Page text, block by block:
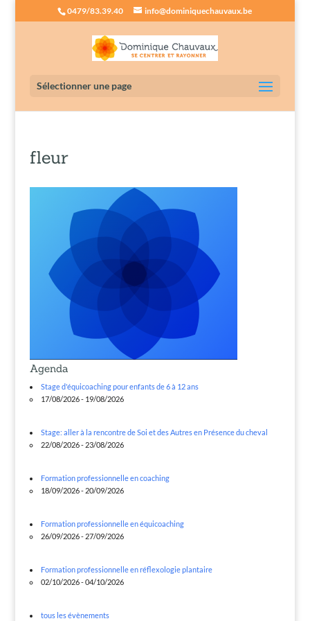
0479/83.39.40 info@dominiquechauvaux.be
Sélectionner une page
fleur
Agenda
Stage d'équicoaching pour enfants de 6 à 12 ans
17/08/2026 - 19/08/2026
Stage: aller à la rencontre de Soi et des Autres en Présence du cheval
22/08/2026 - 23/08/2026
Formation professionnelle en coaching
18/09/2026 - 20/09/2026
Formation professionnelle en équicoaching
26/09/2026 - 27/09/2026
Formation professionnelle en réflexologie plantaire
02/10/2026 - 04/10/2026
tous les évènements